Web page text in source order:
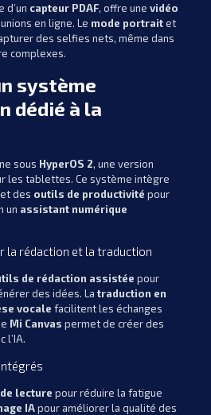
d’un capteur PDAF, offre une vidéo
en ligne. Le mode portraitet
des selfies nets, même dans
complexes.
système
dédié à la
sous HyperOS 2, une version
les tablettes. Ce système intègre
des outils de productivité pour
un assistant numérique
la rédaction et la traduction
de rédaction assistée pour
des idées. Latraduction en
vocale facilitent les échanges
Mi Canvas permet de créer des
l’IA.
lecture pour réduire la fatigue
IApour améliorer la qualité des